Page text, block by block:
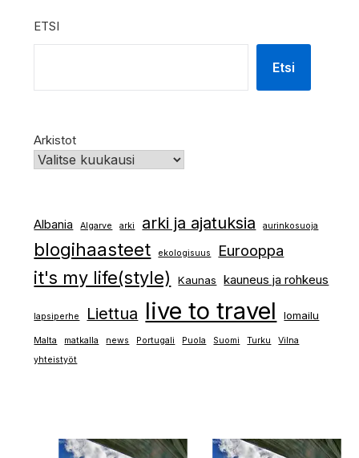
ETSI
Etsi
Arkistot
Albania Algarve arki arki ja ajatuksia aurinkosuoja
blogihaasteet ekologisuus Eurooppa
it's my life(style) Kaunas kauneus ja rohkeus
lapsiperhe Liettua live to travel lomailu
Malta matkalla news Portugali Puola Suomi Turku
Vilna
yhteistyöt